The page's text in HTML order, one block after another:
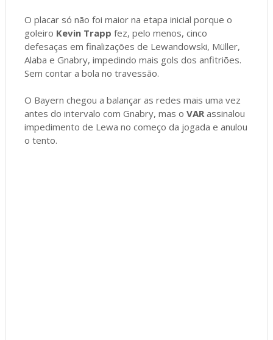
O placar só não foi maior na etapa inicial porque o
goleiro Kevin Trapp fez, pelo menos, cinco
defesaças em finalizações de Lewandowski, Müller,
Alaba e Gnabry, impedindo mais gols dos anfitriões.
Sem contar a bola no travessão.
O Bayern chegou a balançar as redes mais uma vez
antes do intervalo com Gnabry, mas o VARassinalou
impedimento de Lewa no começo da jogada e anulou
o tento.